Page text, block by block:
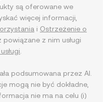
są oferowane we
więcej informacji,
i Ostrzeżenie o
powiązane z nim usługi
podsumowana przez AI.
mogą nie być dokładne,
nie ma na celu (i)